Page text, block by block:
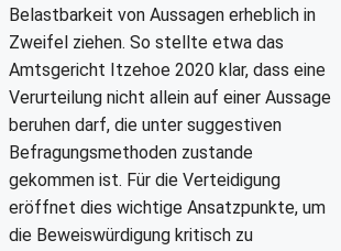
Belastbarkeit von Aussagen erheblich in
Zweifel ziehen. So stellte etwa das
Amtsgericht Itzehoe 2020 klar, dass eine
Verurteilung nicht allein auf einer Aussage
beruhen darf, die unter suggestiven
Befragungsmethoden zustande
gekommen ist. Für die Verteidigung
eröffnet dies wichtige Ansatzpunkte, um
die Beweiswürdigung kritisch zu